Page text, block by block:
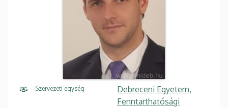
Szervezeti egység
Debreceni Egyetem,
Fenntarthatósági